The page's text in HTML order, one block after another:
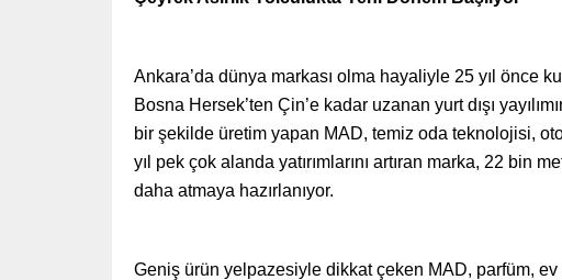
Ankara’da dünya markası olma hayaliyle 25 yıl önce
Bosna Hersek’ten Çin’e kadar uzanan yurt dışı
bir şekilde üretim yapan MAD, temiz oda teknolojisi,
yıl pek çok alanda yatırımlarını artıran marka, 22
daha atmaya hazırlanıyor.
Geniş ürün yelpazesiyle dikkat çeken MAD, parfüm,